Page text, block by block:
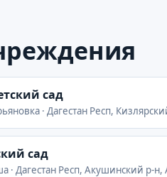
сад
· Дагестан Респ,
сад
· Дагестан Респ, Акушинский р-н,